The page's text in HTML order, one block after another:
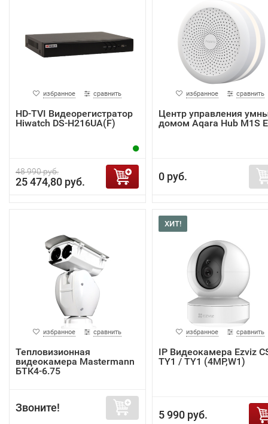
избранное сравнить
HD-TVI Видеорегистратор
Hiwatch DS-H216UA(F)
48 990 руб.
25 474,80 руб.
избранное сравнить
Центр управления
домом Aqara Hub M1S
0 руб.
избранное сравнить
Тепловизионная
видеокамера Mastermann
БТК4-6.75
Звоните!
ХИТ!
избранное сравнить
IP Видеокамера Ezviz
TY1 / TY1 (4MP,W1)
5 990 руб.